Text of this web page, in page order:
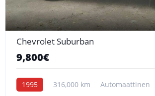
Chevrolet Suburban
9,800€
1995 316,000 km Automaattinen